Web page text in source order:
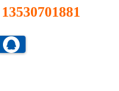
13530701881